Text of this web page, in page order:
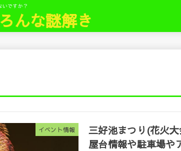
いですか？
んな謎解き
イベント情報
三好池まつり(花火
屋台情報や駐車場や